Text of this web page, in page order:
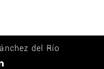
del Río